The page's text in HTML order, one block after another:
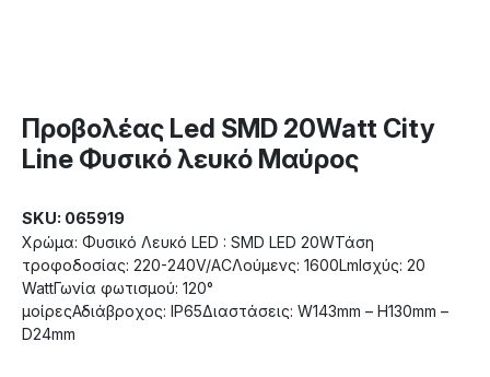
Προβολέας Led SMD 20Watt City
Line Φυσικό λευκό Μαύρος
SKU: 065919
Χρώμα: Φυσικό Λευκό LED : SMD LED 20WΤάση
τροφοδοσίας: 220-240V/ACΛούμενς: 1600LmΙσχύς: 20
WattΓωνία φωτισμού: 120°
μοίρεςΑδιάβροχος: IP65Διαστάσεις: W143mm – H130mm –
D24mm